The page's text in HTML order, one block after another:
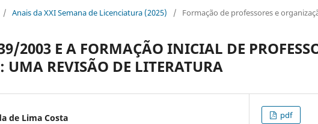
/ Anais da XXI Semana de Licenciatura (2025) / Formação de professores e
2003 E A FORMAÇÃO INICIAL DE
UMA REVISÃO DE LITERATURA
de Lima Costa pdf